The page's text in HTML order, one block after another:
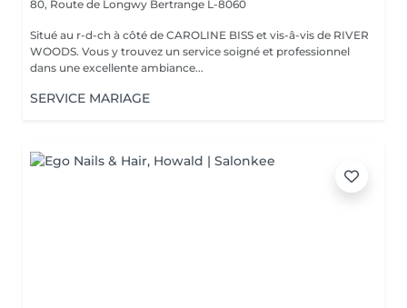
80, Route de Longwy Bertrange L-8060
Situé au r-d-ch à côté de CAROLINE BISS et vis-â-vis de RIVER
WOODS. Vous y trouvez un service soigné et professionnel
dans une excellente ambiance...
SERVICE MARIAGE